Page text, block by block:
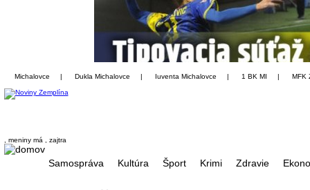
Michalovce | Dukla Michalovce | Iuventa Michalovce | 1 BK MI | MFK
, meniny má , zajtra
Samospráva Kultúra Šport Krimi Zdravie